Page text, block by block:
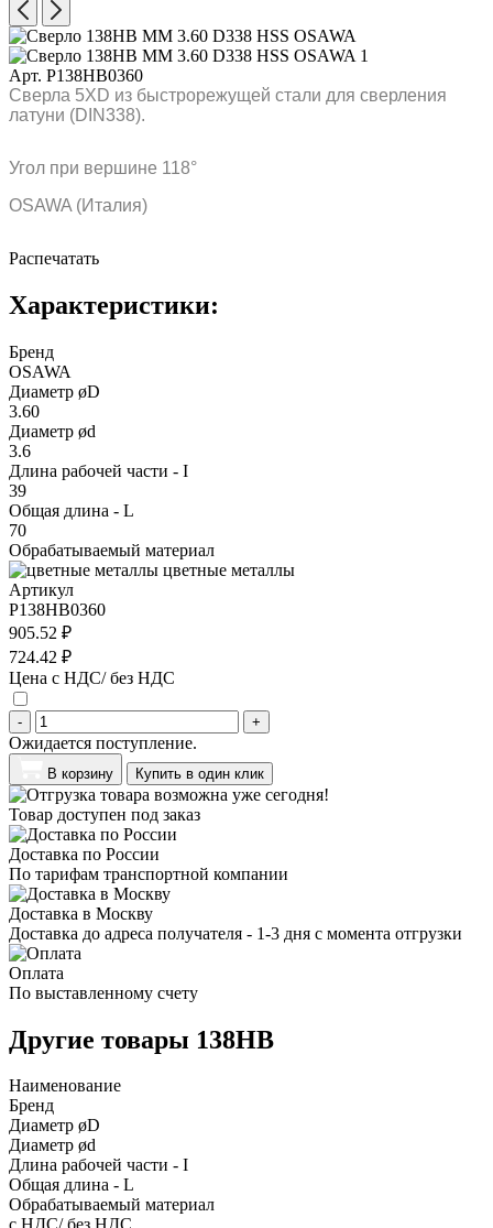
Арт. P138HB0360
Сверла 5XD из быстрорежущей стали для сверления
латуни (DIN338).
Угол при вершине 118°
OSAWA (Италия)
Распечатать
Характеристики:
Бренд
OSAWA
Диаметр øD
3.60
Диаметр ød
3.6
Длина рабочей части - I
39
Общая длина - L
70
Обрабатываемый материал
цветные металлы
Артикул
P138HB0360
905.52 ₽
724.42 ₽
Цена с НДС/ без НДС
- +
Ожидается поступление.
В корзину Купить в один клик
Товар доступен под заказ
Доставка по России
По тарифам транспортной компании
Доставка в Москву
Доставка до адреса получателя - 1-3 дня с момента отгрузки
Оплата
По выставленному счету
Другие товары 138HB
Наименование
Бренд
Диаметр øD
Диаметр ød
Длина рабочей части - I
Общая длина - L
Обрабатываемый материал